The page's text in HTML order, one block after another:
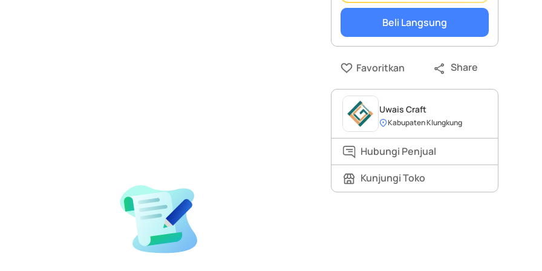
Beli Langsung
Favoritkan Share
Uwais Craft
Kabupaten Klungkung
Hubungi Penjual
Kunjungi Toko